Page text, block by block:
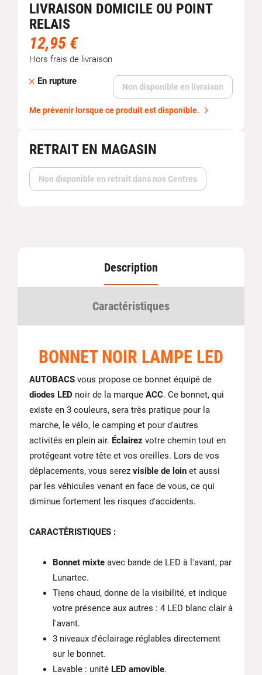
LIVRAISON DOMICILE OU POINT
RELAIS
12,95 €
Hors frais de livraison
En rupture
Non disponible en livraison
Me prévenir lorsque ce produit est disponible.
RETRAIT EN MAGASIN
Non disponible en retrait dans nos Centres
Description
Caractéristiques
BONNET NOIR LAMPE LED
AUTOBACS vous propose ce bonnet équipé de
diodes LED noir de la marque ACC. Ce bonnet, qui
existe en 3 couleurs, sera très pratique pour la
marche, le vélo, le camping et pour d'autres
activités en plein air. Éclairez votre chemin tout en
protégeant votre tête et vos oreilles. Lors de vos
déplacements, vous serez visible de loin et aussi
par les véhicules venant en face de vous, ce qui
diminue fortement les risques d'accidents.
CARACTÈRISTIQUES :
Bonnet mixte avec bande de LED à l'avant, par
Lunartec.
Tiens chaud, donne de la visibilité, et indique
votre présence aux autres : 4 LED blanc clair à
l'avant.
3 niveaux d'éclairage réglables directement
sur le bonnet.
Lavable : unité LED amovible.